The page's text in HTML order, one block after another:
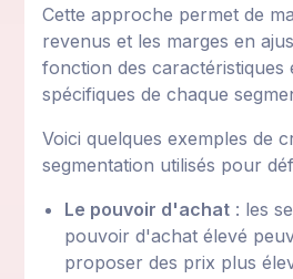
Cette approche permet de
revenus et les marges en
fonction des caractéristiques
spécifiques de chaque
Voici quelques exemples de
segmentation utilisés pour
Le pouvoir d'achat : les
pouvoir d'achat élevé
proposer des prix plus